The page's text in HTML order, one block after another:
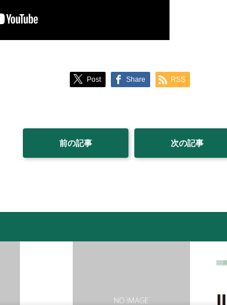
Post Share RSS
前の記事 次の記事